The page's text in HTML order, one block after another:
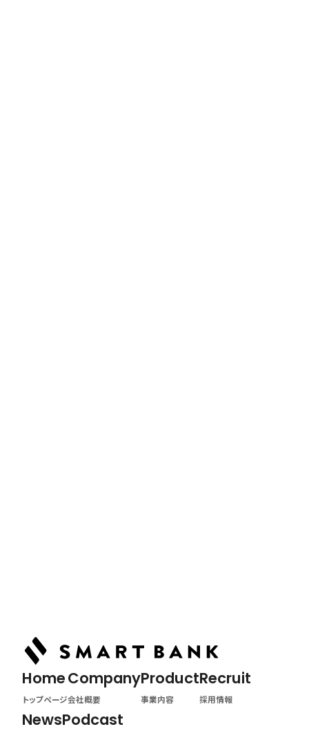
Home
トップページ
Company
会社概要
Product
事業内容
Recruit
採用情報
NewsPodcast